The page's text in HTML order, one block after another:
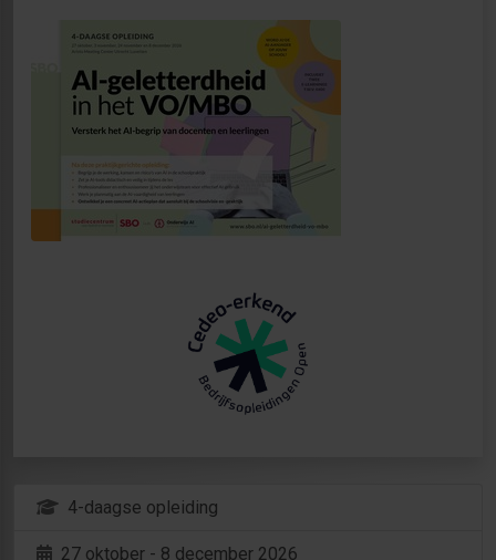
4-daagse opleiding
27 oktober - 8 december 2026